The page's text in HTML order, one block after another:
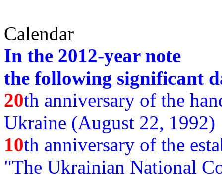
Calendar
In the 2012-year note
the following significant
20th anniversary of the
Ukraine (August 22, 1992)
10th anniversary of the
"The Ukrainian National